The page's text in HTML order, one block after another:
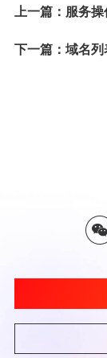
上一篇：服务操
下一篇：域名列